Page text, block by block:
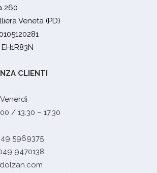
260
Veneta (PD)
CLIENTI
/ 13.30 – 17.30
5969375
9470138